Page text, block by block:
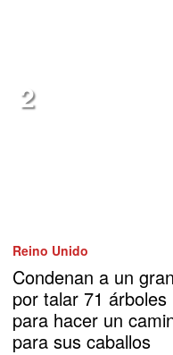
Reino Unido
Condenan a un
por talar 71 árboles
para hacer un
para sus caballos